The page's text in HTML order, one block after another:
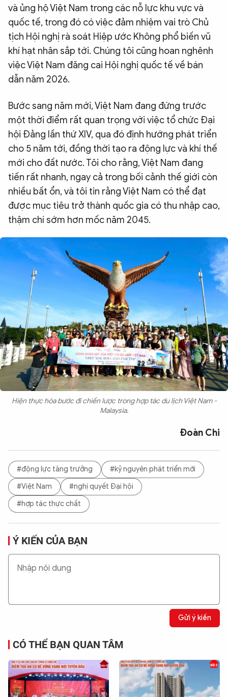
Chia sẻ: 0
và ủng hộ Việt Nam trong các nỗ lực khu vực và
quốc tế, trong đó có việc đảm nhiệm vai trò Chủ
tịch Hội nghị rà soát Hiệp ước Không phổ biến vũ
khí hạt nhân sắp tới. Chúng tôi cũng hoan nghênh
việc Việt Nam đăng cai Hội nghị quốc tế về bán
dẫn năm 2026.
Bước sang năm mới, Việt Nam đang đứng trước
một thời điểm rất quan trọng với việc tổ chức Đại
hội Đảng lần thứ XIV, qua đó định hướng phát triển
cho 5 năm tới, đồng thời tạo ra động lực và khí thế
mới cho đất nước. Tôi cho rằng, Việt Nam đang
tiến rất nhanh, ngay cả trong bối cảnh thế giới còn
nhiều bất ổn, và tôi tin rằng Việt Nam có thể đạt
được mục tiêu trở thành quốc gia có thu nhập cao,
thậm chí sớm hơn mốc năm 2045.
Hiện thực hóa bước đi chiến lược trong hợp tác du lịch Việt Nam -
Malaysia.
Đoàn Chi
#động lực tăng trưởng
#kỷ nguyên phát triển mới
#Việt Nam
#nghị quyết Đại hội
#hợp tác thực chất
Ý KIẾN CỦA BẠN
Gửi ý kiến
CÓ THỂ BẠN QUAN TÂM